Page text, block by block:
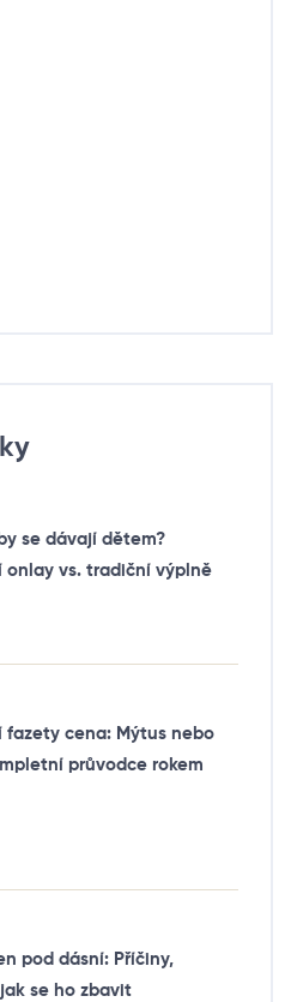
se dávají dětem?
onlay vs. tradiční výplně
fazety cena: Mýtus nebo
průvodce rokem
pod dásní: Příčiny,
se ho zbavit